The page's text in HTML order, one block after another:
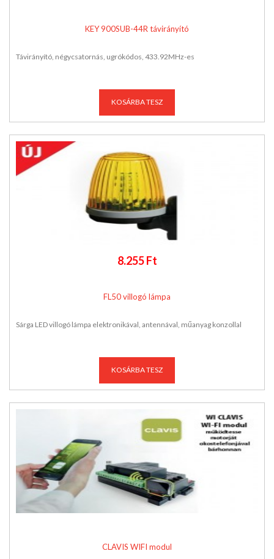
KEY 900SUB-44R távirányító
Távirányító, négycsatornás, ugrókódos, 433.92MHz-es
KOSÁRBA TESZ
8.255 Ft
FL50 villogó lámpa
Sárga LED villogó lámpa elektronikával, antennával, műanyag konzollal
KOSÁRBA TESZ
CLAVIS WIFI modul